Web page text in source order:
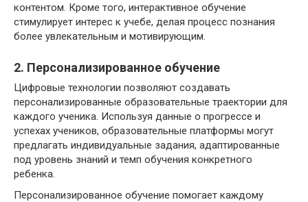
контентом. Кроме того, интерактивное обучение
стимулирует интерес к учебе, делая процесс познания
более увлекательным и мотивирующим.
2. Персонализированное обучение
Цифровые технологии позволяют создавать
персонализированные образовательные траектории для
каждого ученика. Используя данные о прогрессе и
успехах учеников, образовательные платформы могут
предлагать индивидуальные задания, адаптированные
под уровень знаний и темп обучения конкретного
ребенка.
Персонализированное обучение помогает каждому